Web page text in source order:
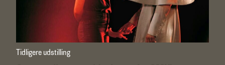
Tidligere udstilling